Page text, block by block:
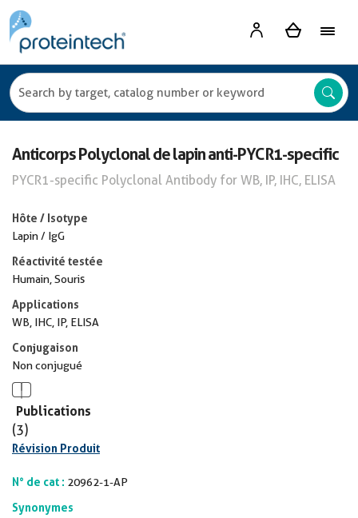
Anticorps Polyclonal de lapin anti-PYCR1-specific
PYCR1-specific Polyclonal Antibody for WB, IP, IHC, ELISA
Hôte / Isotype
Lapin / IgG
Réactivité testée
Humain, Souris
Applications
WB, IHC, IP, ELISA
Conjugaison
Non conjugué
Publications
(3)
Révision Produit
N° de cat : 20962-1-AP
Synonymes